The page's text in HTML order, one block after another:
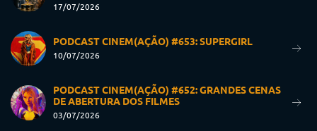
17/07/2026
PODCAST CINEM(AÇÃO) #653: SUPERGIRL
10/07/2026
PODCAST CINEM(AÇÃO) #652: GRANDES CENAS
DE ABERTURA DOS FILMES
03/07/2026